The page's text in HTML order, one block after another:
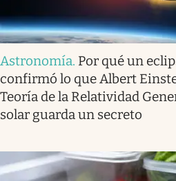
Astronomía. Por qué un
confirmó lo que Albert
Teoría de la Relatividad
solar guarda un secreto